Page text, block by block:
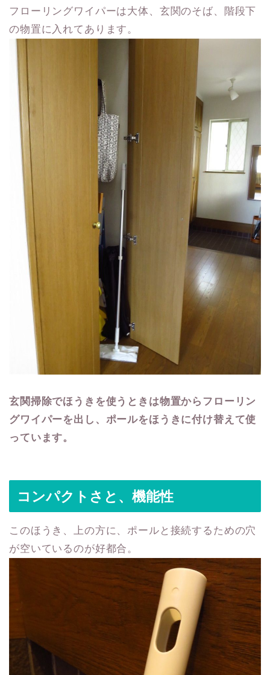
フローリングワイパーは大体、玄関のそば、階段下
の物置に入れてあります。
玄関掃除でほうきを使うときは物置からフローリン
グワイパーを出し、ポールをほうきに付け替えて使
っています。
コンパクトさと、機能性
このほうき、上の方に、ポールと接続するための穴
が空いているのが好都合。